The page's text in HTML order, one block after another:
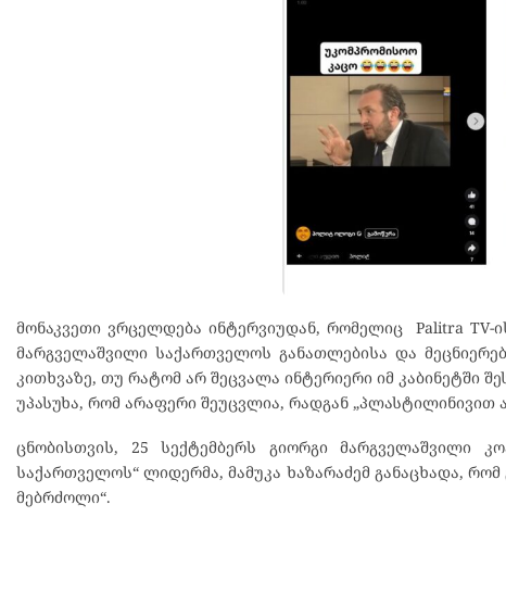
მონაკვეთი ვრცელდება ინტერვიუდან, რომელიც Palitra TV-
მარგველაშვილი საქართველოს განათლებისა და
კითხვაზე, თუ რატომ არ შეცვალა ინტერიერი იმ კაბინეტში
უპასუხა, რომ არაფერი შეუცვლია, რადგან „პლასტილინივით
ცნობისთვის, 25 სექტემბერს გიორგი მარგველაშვილი
საქართველოს“ ლიდერმა, მამუკა ხაზარაძემ განაცხადა,
მებრძოლი“.